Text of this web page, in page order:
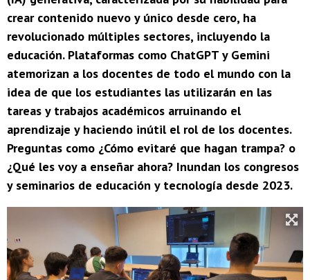
crear contenido nuevo y único desde cero, ha
revolucionado múltiples sectores, incluyendo la
educación. Plataformas como ChatGPT y Gemini
atemorizan a los docentes de todo el mundo con la
idea de que los estudiantes las utilizarán en las
tareas y trabajos académicos arruinando el
aprendizaje y haciendo inútil el rol de los docentes.
Preguntas como ¿Cómo evitaré que hagan trampa? o
¿Qué les voy a enseñar ahora? Inundan los congresos
y seminarios de educación y tecnología desde 2023.